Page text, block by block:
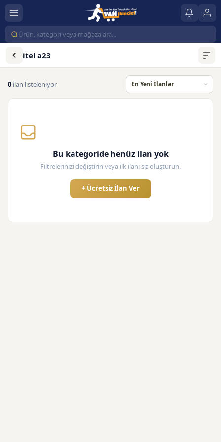
itel a23
0 ilan listeleniyor
Bu kategoride henüz ilan yok
Filtrelerinizi değiştirin veya ilk ilanı siz oluşturun.
+ Ücretsiz İlan Ver